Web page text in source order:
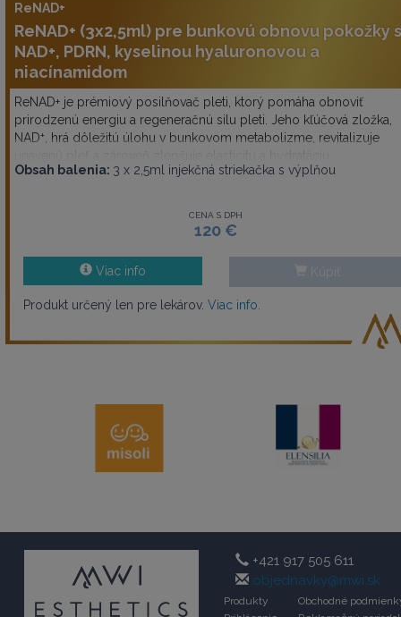
ReNAD+
ReNAD+ (3x2,5ml) pre bunkovú obnovu pokožky s
NAD+, PDRN, kyselinou hyaluronovou a
niacínamidom
ReNAD+ je prémiový posilňovač pleti, ktorý pomáha obnoviť
prirodzenú energiu a regeneračnú silu pleti. Jeho kľúčová zložka,
NAD⁺, hrá dôležitú úlohu v bunkovom metabolizme, revitalizuje
Obsah balenia: 3 x 2,5ml injekčná striekačka s výplňou
CENA S DPH
120 €
Viac info Kúpiť
Produkt určený len pre lekárov. Viac info.
+421 917 505 611
objednavky@mwi.sk
Produkty
Obchodné